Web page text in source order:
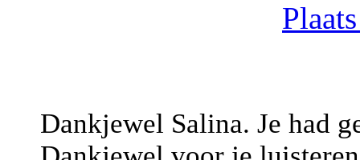
Dankjewel Salina. Je had